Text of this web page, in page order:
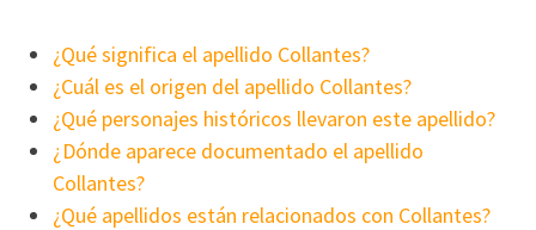
¿Qué significa el apellido Collantes?
¿Cuál es el origen del apellido Collantes?
¿Qué personajes históricos llevaron este apellido?
¿Dónde aparece documentado el apellido
Collantes?
¿Qué apellidos están relacionados con Collantes?